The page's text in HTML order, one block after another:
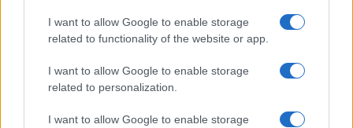
I want to allow Google to enable storage
related to functionality of the website or app.
I want to allow Google to enable storage
related to personalization.
I want to allow Google to enable storage